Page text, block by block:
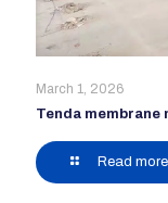
March 1, 2026
Tenda
Read more